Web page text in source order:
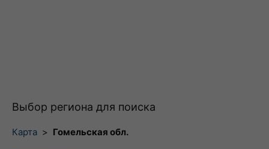
Выбор региона для поиска
Карта > Гомельская обл.